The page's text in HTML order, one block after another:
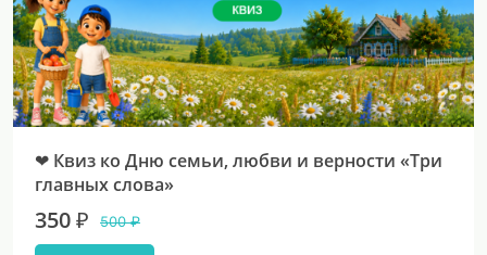
❤ Квиз ко Дню семьи, любви и верности «Три
главных слова»
350 ₽ 500 ₽